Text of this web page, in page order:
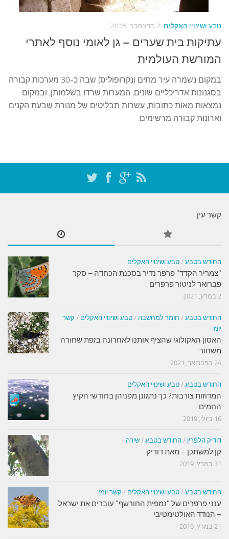
עצות סבתא
סבתא מספרת
נווה הבלוגים
קשר משפחתי
כתבו אלינו
טבע ושינויי האקלים 2 בדצמבר, 2015
עתיקות בית שערים – גן לאומי נוסף לאתרי
המורשת העולמית
במקום נשמרה עיר מתים (נקרופוליס) שבה כ-30 מערכות קבורה
בסגנונות אדריכליים שונים, המערות שרדו בשלמותן, ובמקום
נמצאות מאות כתובות, עשרות תבליטים של מנורת שבעת הקנים
וארונות קבורה מרשימים.
קשר עין
החודש בטבע / טבע ושינויי האקלים
"צמריר הקדד" פרפר נדיר בסכנת הכחדה – סקר
פברואר לניטור פרפרים
2 במרץ, 2021
החודש בטבע / חומר למחשבה / טבע ושינויי האקלים / קשר
יומי
האסון האקולוגי שהציף אותנו לאחרונה בזפת שחורה
משחור
24 בפברואר, 2021
החודש בטבע / טבע ושינויי האקלים
המדוזות צורבות? כך נתגונן מפניהן בחודשי הקיץ
החמים
16 ביולי, 2019
דודיק הלפרין / החודש בטבע / שירה
קן למשתכן – מאת דודיק
31 במרץ, 2019
החודש בטבע / טבע ושינויי האקלים / קשר יומי
ענני פרפרים של "נמפית החורשף" עוברים את ישראל
– הנודד האולטימטיבי
21 במרץ, 2019